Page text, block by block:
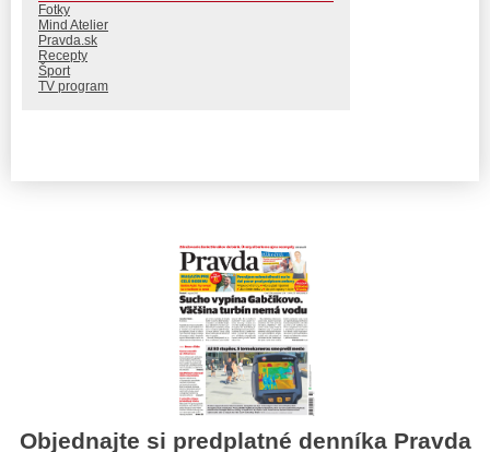
Fotky
Mind Atelier
Pravda.sk
Recepty
Šport
TV program
Objednajte si predplatné denníka Pravda